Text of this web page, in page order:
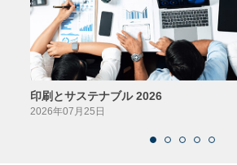
印刷とサステナブル 2026
2026年07月25日